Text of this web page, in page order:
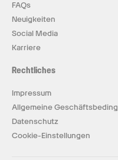
FAQs
Neuigkeiten
Social Media
Karriere
Rechtliches
Impressum
Allgemeine
Datenschutz
Cookie-Einstellungen